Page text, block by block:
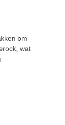
om
wat